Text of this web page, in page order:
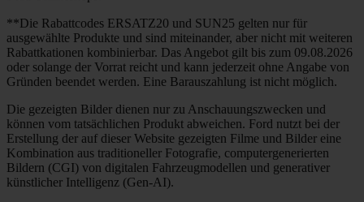
**Die Rabattcodes ERSATZ20 und SUN25 gelten nur für
ausgewählte Produkte und sind miteinander, aber nicht mit weiteren
Rabattkationen kombinierbar. Das Angebot gilt bis zum 09.08.2026
oder solange der Vorrat reicht und kann jederzeit ohne Angabe von
Gründen beendet werden. Eine Barauszahlung ist nicht möglich.
Die gezeigten Bilder dienen nur zu Anschauungszwecken und
können vom tatsächlichen Produkt abweichen. Ford nutzt bei der
Erstellung der auf dieser Website gezeigten Filme und Bilder eine
Kombination aus traditioneller Fotografie, computergenerierten
Bildern (CGI) von digitalen Fahrzeugmodellen und generativer
künstlicher Intelligenz (Gen-AI).